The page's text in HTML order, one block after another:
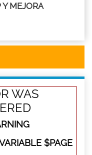
Y MEJORA
WAS
$PAGE